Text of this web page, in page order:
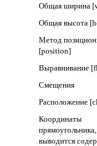
Общая ширина
Общая высота
Метод
[position]
Выравнивание
Смещения
Расположение
Координаты
выводится